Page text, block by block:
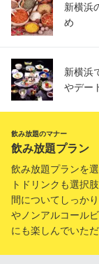
新横浜
め
新横浜
やデー
飲み放題のマナー
飲み放題プラン
飲み放題プランを
トドリンクも選択
間についてしっか
やノンアルコール
にも楽しんでいただ